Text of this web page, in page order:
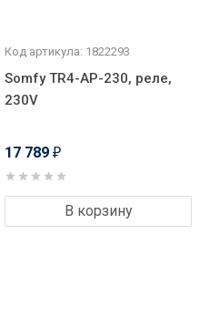
Код артикула: 1822293
Somfy TR4-AP-230, реле,
230V
17 789 ₽
В корзину